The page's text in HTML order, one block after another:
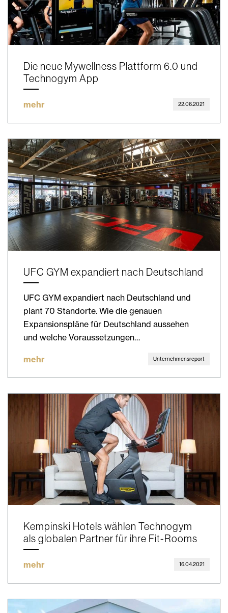
Die neue Mywellness Plattform 6.0 und
Technogym App
mehr 22.06.2021
UFC GYM expandiert nach Deutschland
UFC GYM expandiert nach Deutschland und
plant 70 Standorte. Wie die genauen
Expansionspläne für Deutschland aussehen
und welche Voraussetzungen…
mehr Unternehmensreport
Kempinski Hotels wählen Technogym
als globalen Partner für ihre Fit-Rooms
mehr 16.04.2021